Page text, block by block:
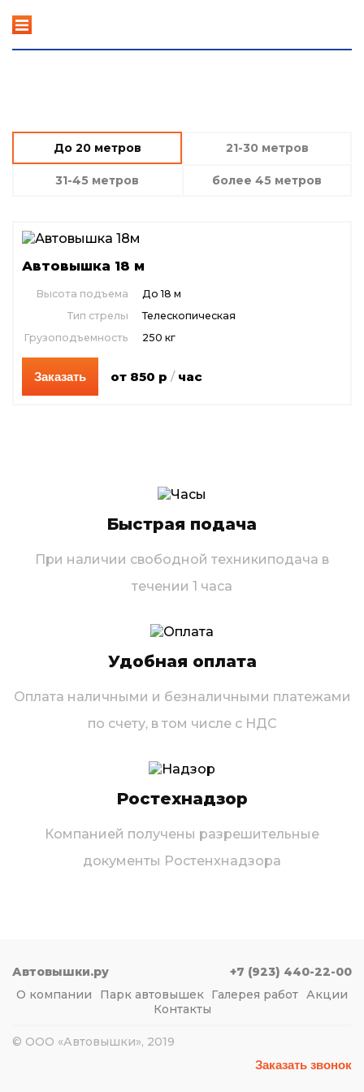
До 20 метров 21-30 метров
31-45 метров более 45 метров
Автовышка 18 м
Высота подъема
До 18 м
Тип стрелы
Телескопическая
Грузоподъемность
250 кг
Заказать от 850 р /час
Быстрая подача
При наличии свободной техникиподача в
течении 1 часа
Удобная оплата
Оплата наличными и безналичными платежами
по счету, в том числе с НДС
Ростехнадзор
Компанией получены разрешительные
документы Ростенхнадзора
Автовышки.ру
+7 (923) 440-22-00
О компании
Парк автовышек Галерея работ Акции
Контакты
© ООО «Автовышки», 2019
Заказать звонок